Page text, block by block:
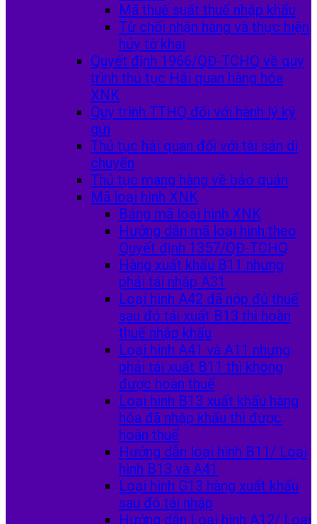
Mã thuế suất thuế nhập khẩu
Từ chối nhận hàng và thực hiện
hủy tờ khai
Quyết định 1966/QĐ-TCHQ về quy
trình thủ tục Hải quan hàng hóa
XNK
Quy trình TTHQ đối với hành lý ký
gửi
Thủ tục hải quan đối với tài sản di
chuyển
Thủ tục mang hàng về bảo quản
Mã loại hình XNK
Bảng mã loại hình XNK
Hướng dẫn mã loại hình theo
Quyết định 1357/QĐ-TCHQ
Hàng xuất khẩu B11 nhưng
phải tái nhập A31
Loại hình A42 đã nộp đủ thuế
sau đó tái xuất B13 thì hoàn
thuế nhập khẩu
Loại hình A41 và A11 nhưng
phải tái xuất B11 thì không
được hoàn thuế
Loại hình B13 xuất khẩu hàng
hóa đã nhập khẩu thì được
hoàn thuế
Hướng dẫn loại hình B11/ Loại
hình B13 và A41
Loại hình G13 hàng xuất khẩu
sau đó tái nhập
Hướng dẫn Loại hình A12/ Loại